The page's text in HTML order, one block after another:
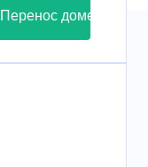
Перенос домена